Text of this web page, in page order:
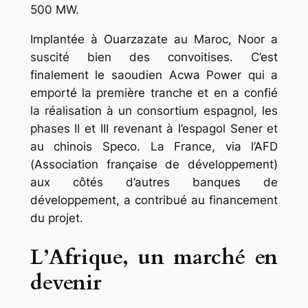
500 MW.
Implantée à Ouarzazate au Maroc, Noor a
suscité bien des convoitises. C’est
finalement le saoudien Acwa Power qui a
emporté la première tranche et en a confié
la réalisation à un consortium espagnol, les
phases II et III revenant à l’espagol Sener et
au chinois Speco. La France, via l’AFD
(Association française de développement)
aux côtés d’autres banques de
développement, a contribué au financement
du projet.
L’Afrique, un marché en
devenir